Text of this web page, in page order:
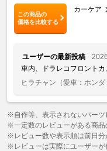
この商品の
価格を比較する
カーケア
ユーザーの最新投稿
車内、ドラレコフロントカ
ヒラチャン （愛車：ホン
※自作等、表示されないパー
※一定数のレビューがある商品
※レビュー数や表示順は前日分
※レビューは実際にユーザーが